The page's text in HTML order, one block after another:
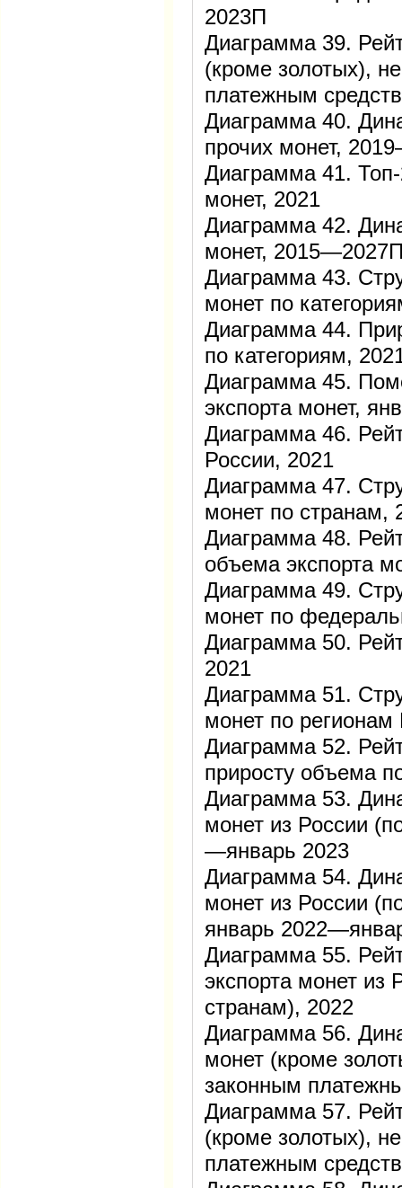
2023П
Диаграмма 39.
(кроме золотых),
платежным
Диаграмма 40.
прочих монет,
Диаграмма 41.
монет, 2021
Диаграмма 42.
монет,
Диаграмма 43.
монет по
Диаграмма 44.
по категориям,
Диаграмма 45.
экспорта монет,
Диаграмма 46.
России, 2021
Диаграмма 47.
монет по странам,
Диаграмма 48.
объема экспорта
Диаграмма 49.
монет по
Диаграмма 50.
2021
Диаграмма 51.
монет по регионам
Диаграмма 52.
приросту объема
Диаграмма 53.
монет из России
—январь 2023
Диаграмма 54.
монет из России
январь
Диаграмма 55.
экспорта монет из
странам), 2022
Диаграмма 56.
монет (кроме
законным
Диаграмма 57.
(кроме золотых),
платежным